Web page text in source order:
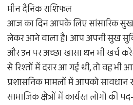
मीन दैनिक राशिफल
आज का दिन आपके लिए सांसारिक
लेकर आने वाला है। आप अपनी सुख
और उन पर अच्छा खासा धन भी खर्च
से रिश्तों में दरार आ गई थी, तो वह भी
प्रशासनिक मामलों में आपको
सामाजिक क्षेत्रों में कार्यरत लोगों की